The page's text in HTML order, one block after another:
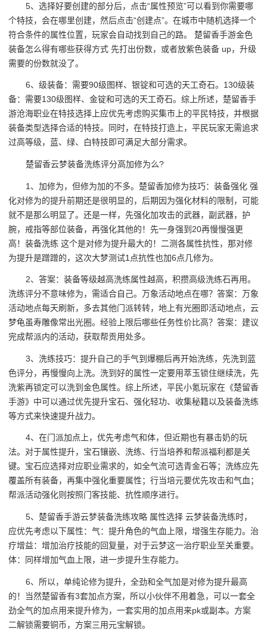
5、选择好要创建的部分后，点击“属性预览”可以看到你需要哪
个特技，会在哪里创建，然后点击“创建点”。在城市中随机选择一个
符合条件的属性位置，玩家会自动找到自己的路。 楚留香手游金色
装备怎么得有哪些获得方式 先打出份数，或者放紫色装备 up，升级
需要的份数就没了。
6、级装备：需要90级图样、银锭和可选的天工奇石。130级装
备：需要130级图样、金锭和可选的天工奇石。综上所述，楚留香手
游沧海职业在特技选择上应优先考虑购买集市上的平民特技，并根据
装备类型选择合适的特技。同时，在特技打造上，平民玩家无需追求
过高等级，蓝、绿、白特技即可满足大部分需求。
楚留香云梦装备洗练评分高加修为么?
1、加修为，但修为加的不多。楚留香加修为技巧：装备强化 强
化对修为的提升前期还是很明显的，后期因为强化材料的限制，可能
就不是那么明显了。还是一样，先强化加攻击的武器，副武器，护
腕，戒指等部位装备，再强化其他的！先一身强到20再慢慢强更
高！装备洗练 这个是对修为提升最大的！二测各属性抗性，那对修
为提升是蹭蹭的，这次大梦测试1点抗性也加6点几修为。
2、答案：装备等级越高洗练属性越高，积攒高级洗练石再用。
洗练评分不意味修为，需适合自己。万象活动地点在哪？答案：万象
活动地点每天刷新，多去其他门派转转，地上有光圈即活动地点，云
梦龟虽寿雕像常出光圈。经验上限后哪些任务性价比高？答案：建议
完成帮派内的活动，获取帮贡用处多。
3、洗练技巧：提升自己的手气到爆棚后再开始洗练，先洗到蓝
色评分，再慢慢向上洗。洗到好的属性一定要用萃玉锁住继续洗，先
洗紫再锁定可以洗到金色属性。综上所述，平民小氪玩家在《楚留香
手游》中可以通过优先提升宝石、强化轻功、收集秘籍以及装备洗练
等方式来快速提升战力。
4、在门派加点上，优先考虑气和体，但近期也有暴击奶的玩
法。对于属性提升，宝石镶嵌、洗练、行当培养和帮派福利都是关
键。宝石应选择对应职业需求的，如全气流可选青金石等；洗练应先
覆盖所有装备，再集中强化重要属性；行当培元要优先攻击和气血；
帮派活动强化则按照门客技能、抗性顺序进行。
5、楚留香手游云梦装备洗练攻略 属性选择 云梦装备洗练时，
应优先考虑以下属性：气：提升角色的气血上限，增强生存能力。治
疗增益：增加治疗技能的回复量，对于云梦这一治疗职业至关重要。
体：同样增加气血上限，进一步提升生存能力。
6、所以，单纯论修为提升，全劲和全气加是对修为提升最高
的！当然楚留香有3套加点方案，所以小伙伴不用着急，可以一套全
劲全气的加点用来提升修为，一套实用的加点用来pk或副本。方案
二解锁需要铜币，方案三用元宝解锁。